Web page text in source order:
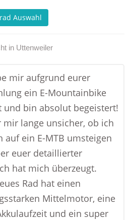
Auswahl
in Uttenweiler
mir aufgrund eurer
ein E-Mountainbike
und bin absolut begeistert!
mir lange unsicher, ob ich
auf ein E-MTB umsteigen
euer detaillierter
hat mich überzeugt.
Rad hat einen
Mittelmotor, eine
und ein super